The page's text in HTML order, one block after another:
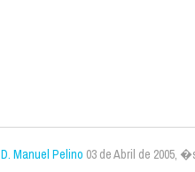
D. Manuel Pelino 03 de Abril de 2005,